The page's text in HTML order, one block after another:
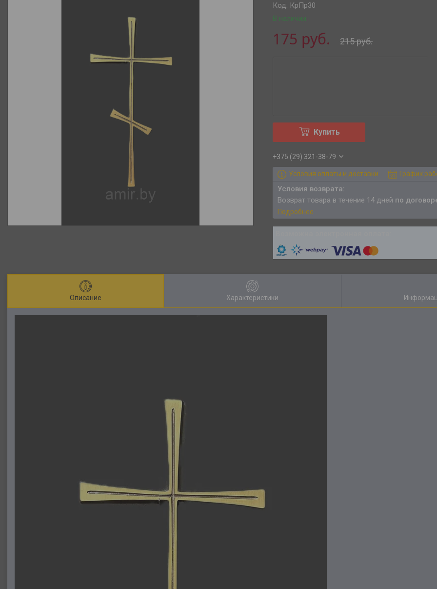
В наличии
Код: КрПр30
215руб.
175 руб.
Купить
+375 (29) 321-38-79
Условия оплаты и доставки График
возврат товара в течение 14 дней по
Подробнее
Описание Характеристики